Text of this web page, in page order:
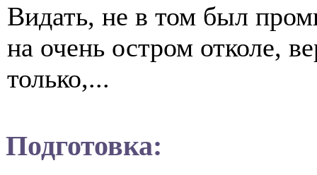
Видать, не в том был
на очень остром отколе,
только,...
Подготовка: